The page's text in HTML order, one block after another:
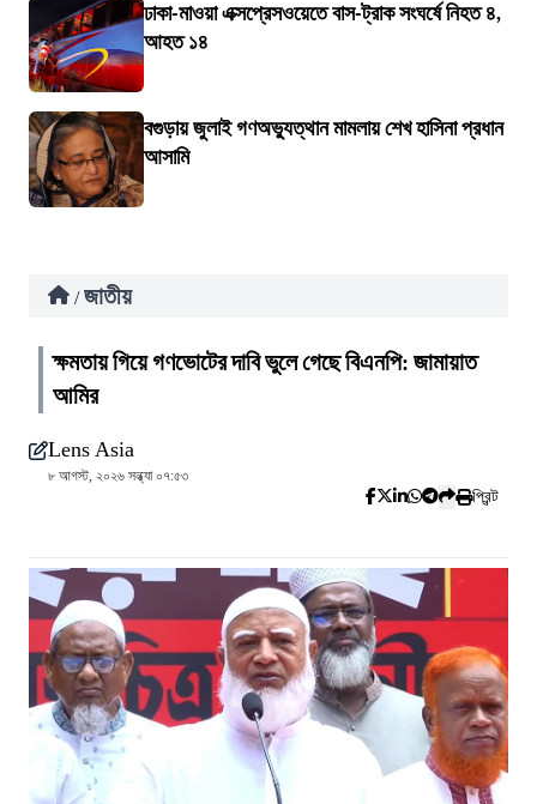
ঢাকা-মাওয়া এক্সপ্রেসওয়েতে বাস-ট্রাক সংঘর্ষে নিহত ৪,
আহত ১৪
বগুড়ায় জুলাই গণঅভ্যুত্থান মামলায় শেখ হাসিনা প্রধান
আসামি
/ জাতীয়
ক্ষমতায় গিয়ে গণভোটের দাবি ভুলে গেছে বিএনপি: জামায়াত
আমির
Lens Asia
৮ আগস্ট, ২০২৬ সন্ধ্যা ০৭:৫৩
প্রিন্ট